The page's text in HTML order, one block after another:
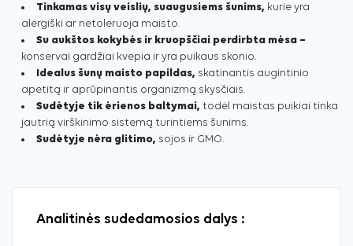
Tinkamas visų veislių, suaugusiems šunims, kurie yra
alergiški ar netoleruoja maisto.
Su aukštos kokybės ir kruopščiai perdirbta mėsa –
konservai gardžiai kvepia ir yra puikaus skonio.
Idealus šunų maisto papildas, skatinantis augintinio
apetitą ir aprūpinantis organizmą skysčiais.
Sudėtyje tik ėrienos baltymai, todėl maistas puikiai tinka
jautrią virškinimo sistemą turintiems šunims.
Sudėtyje nėra glitimo, sojos ir GMO.
Analitinės sudedamosios dalys :